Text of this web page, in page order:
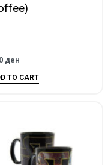
ден
TO CART